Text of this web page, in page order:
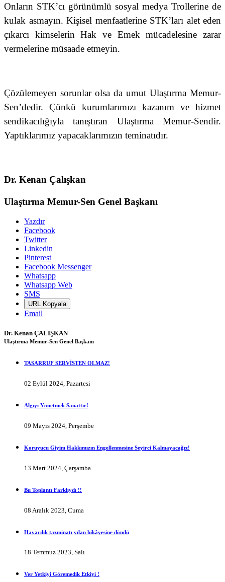
Onların STK’cı görünümlü sosyal medya Trollerine de
kulak asmayın. Kişisel menfaatlerine STK’ları alet eden
çıkarcı kimselerin Hak ve Emek mücadelesine zarar
vermelerine müsaade etmeyin.
Çözülemeyen sorunlar olsa da umut Ulaştırma Memur-
Sen’dedir. Çünkü kurumlarımızı kazanım ve hizmet
sendikacılığıyla tanıştıran Ulaştırma Memur-Sendir.
Yaptıklarımız yapacaklarımızın teminatıdır.
Dr. Kenan Çalışkan
Ulaştırma Memur-Sen Genel Başkanı
Yazdır
Facebook
Twitter
Linkedin
Pinterest
Facebook Messenger
Whatsapp
Whatsapp Web
SMS
URL Kopyala
Email
Dr. Kenan ÇALIŞKAN
Ulaştırma Memur-Sen Genel Başkanı
TASARRUF SERVİSTEN OLMAZ!
02 Eylül 2024, Pazartesi
Algıyı Yönetmek Sanattır!
09 Mayıs 2024, Perşembe
Koruyucu Giyim Hakkımızın Engellenmesine Seyirci Kalmayacağız!
13 Mart 2024, Çarşamba
Bu Toplantı Farklıydı !!
08 Aralık 2023, Cuma
Havacılık tazminatı yılan hikâyesine döndü
18 Temmuz 2023, Salı
Ver Yetkiyi Göremedik Etkiyi !